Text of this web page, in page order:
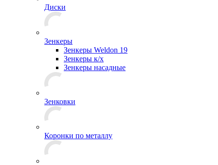
Диски
Зенкеры
Зенкеры Weldon 19
Зенкеры к/х
Зенкеры насадные
Зенковки
Коронки по металлу